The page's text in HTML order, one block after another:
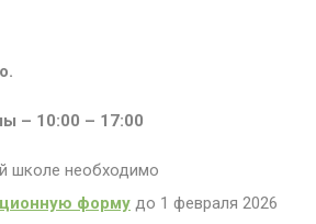
– 10:00 – 17:00
школе необходимо
форму до 1 февраля 2026